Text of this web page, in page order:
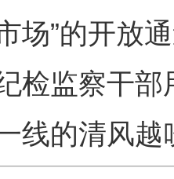
场”的开放
检监察干
线的清风越